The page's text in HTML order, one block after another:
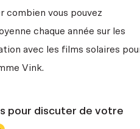
combien vous pouvez
chaque année sur les
avec les films solaires
Vink.
pour discuter de votre